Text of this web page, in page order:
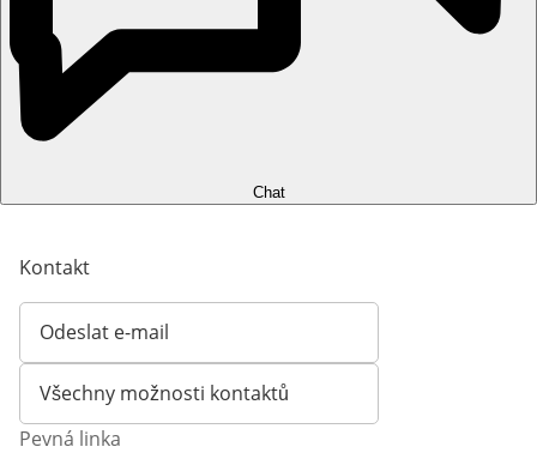
Chat
Kontakt
Odeslat e-mail
Otevírá e-mailového klienta
Všechny možnosti kontaktů
Pevná linka